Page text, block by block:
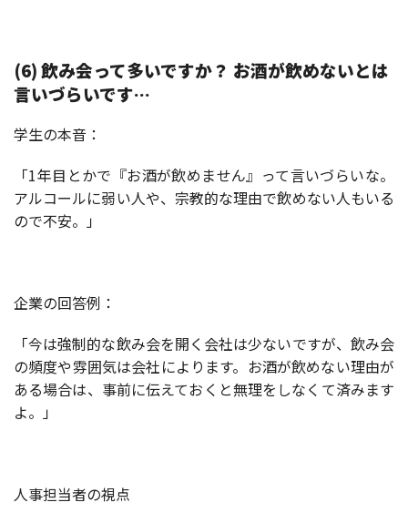
(6) 飲み会って多いですか？ お酒が飲めないとは
言いづらいです…
学生の本音：
「1年目とかで『お酒が飲めません』って言いづらいな。
アルコールに弱い人や、宗教的な理由で飲めない人もいる
ので不安。」
企業の回答例：
「今は強制的な飲み会を開く会社は少ないですが、飲み会
の頻度や雰囲気は会社によります。お酒が飲めない理由が
ある場合は、事前に伝えておくと無理をしなくて済みます
よ。」
人事担当者の視点